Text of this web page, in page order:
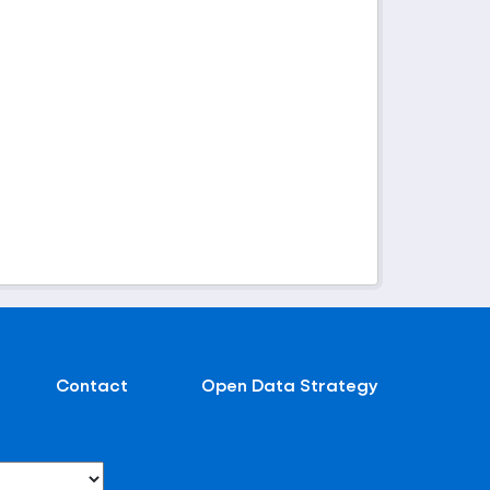
Contact Open Data Strategy